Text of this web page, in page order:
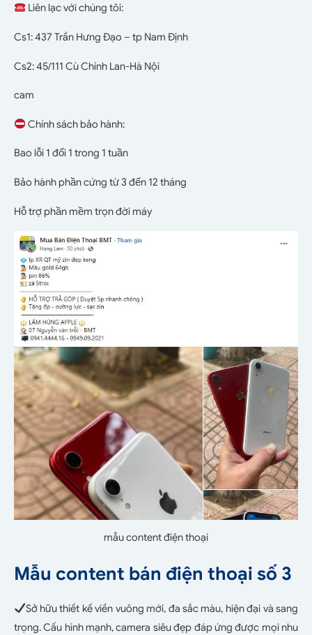
Liên lạc với chúng tôi:
Cs1: 437 Trần Hưng Đạo – tp Nam Định
Cs2: 45/111 Cù Chính Lan-Hà Nội
cam
Chính sách bảo hành:
Bao lỗi 1 đổi 1 trong 1 tuần
Bảo hành phần cứng từ 3 đến 12 tháng
Hỗ trợ phần mềm trọn đời máy
mẫu content điện thoại
Mẫu content bán điện thoại số 3
Sở hữu thiết kế viền vuông mới, đa sắc màu, hiện đại và sang
trọng. Cấu hình mạnh, camera siêu đẹp đáp ứng được mọi nhu